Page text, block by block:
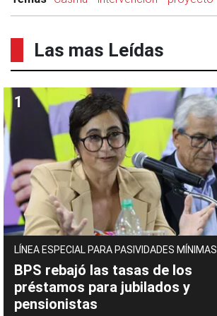
Las mas Leídas
LÍNEA ESPECIAL PARA PASIVIDADES MÍNIMAS
BPS rebajó las tasas de los
préstamos para jubilados y
pensionistas